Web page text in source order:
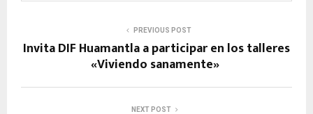
PREVIOUS POST
Invita DIF Huamantla a participar en los talleres
«Viviendo sanamente»
NEXT POST